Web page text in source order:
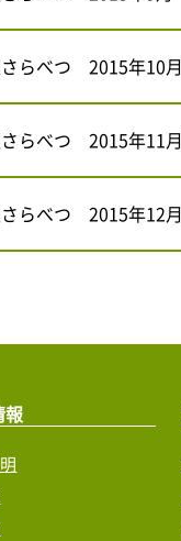
らべつ 2015年10月
らべつ 2015年11月
らべつ 2015年12月
報